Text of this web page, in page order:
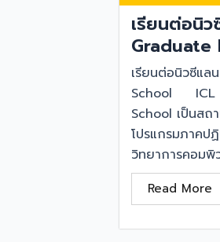
เรียนต่อนิ
Graduate
เรียนต่อนิวซีแ
School ICL
School เป็นสถ
โปรแกรมภาคป
วิทยาการคอมพิ
Read More